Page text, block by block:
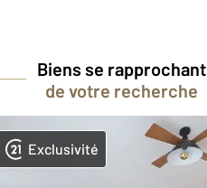
Biens se rapprochant
de votre recherche
Exclusivité